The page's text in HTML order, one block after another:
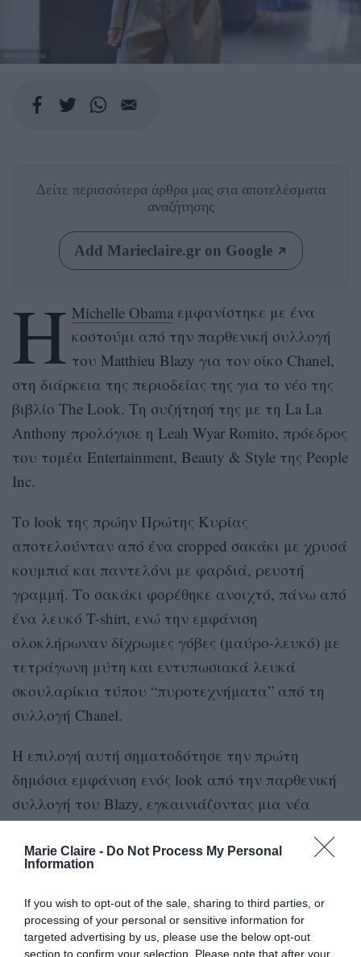
Marie Claire - Do Not Process My Personal
Information
If you wish to opt-out of the sale, sharing to third parties, or
processing of your personal or sensitive information for
targeted advertising by us, please use the below opt-out
section to confirm your selection. Please note that after your
@PAUSEONLINE
Δείτε περισσότερα άρθρα μας στα αποτελέσματα
αναζήτησης
Add Marieclaire.gr on Google
Η Michelle Obama εμφανίστηκε με ένα
κοστούμι από την παρθενική συλλογή
του Matthieu Blazy για τον οίκο Chanel,
στη διάρκεια της περιοδείας της για το νέο της
βιβλίο The Look. Τη συζήτησή της με τη La La
Anthony προλόγισε η Leah Wyar Romito, πρόεδρος
του τομέα Entertainment, Beauty & Style της People
Inc.
Το look της πρώην Πρώτης Κυρίας
αποτελούνταν από ένα cropped σακάκι με χρυσά
κουμπιά και παντελόνι με φαρδιά, ρευστή
γραμμή. Το σακάκι φορέθηκε ανοιχτό, πάνω από
ένα λευκό T-shirt, ενώ την εμφάνιση
ολοκλήρωναν δίχρωμες γόβες (μαύρο-λευκό) με
τετράγωνη μύτη και εντυπωσιακά λευκά
σκουλαρίκια τύπου “πυροτεχνήματα” από τη
συλλογή Chanel.
Η επιλογή αυτή σηματοδότησε την πρώτη
δημόσια εμφάνιση ενός look από την παρθενική
συλλογή του Blazy, εγκαινιάζοντας μια νέα